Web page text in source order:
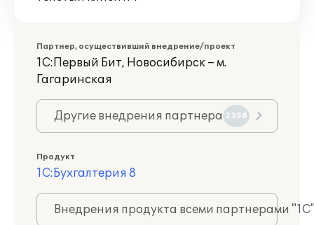
Партнер, осуществивший внедрение/проект
1С:Первый Бит, Новосибирск – м.
Гагаринская
Другие внедрения партнера 2358
Продукт
1С:Бухгалтерия 8
Внедрения продукта всеми партнерами